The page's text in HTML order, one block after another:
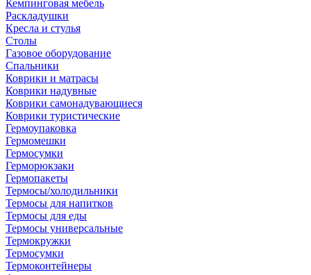
Кемпинговая мебель
Раскладушки
Кресла и стулья
Столы
Газовое оборудование
Спальники
Коврики и матрасы
Коврики надувные
Коврики самонадувающиеся
Коврики туристические
Гермоупаковка
Гермомешки
Гермосумки
Герморюкзаки
Гермопакеты
Термосы/холодильники
Термосы для напитков
Термосы для еды
Термосы универсальные
Термокружки
Термосумки
Термоконтейнеры